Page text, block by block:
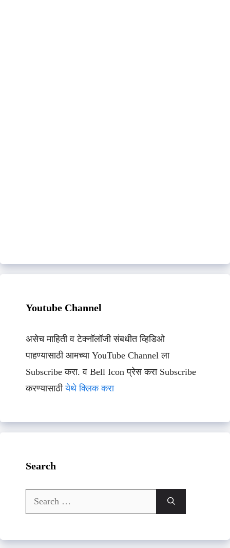
Youtube Channel
असेच माहिती व टेक्नॉलॉजी संबधीत व्हिडिओ
पाहण्यासाठी आमच्या YouTube Channel ला
Subscribe करा. व Bell Icon प्रेस करा Subscribe
करण्यासाठीयेथे क्लिक करा
Search
Search
for: